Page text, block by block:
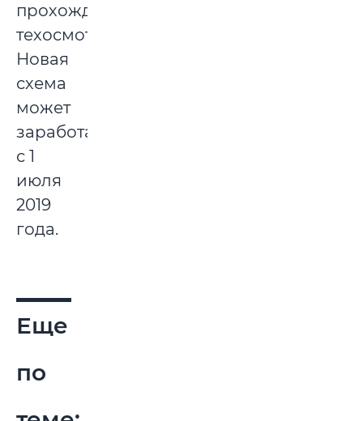
прохождения
техосмотра.
Новая
схема
может
заработать
с 1
июля
2019
года.
Еще
по